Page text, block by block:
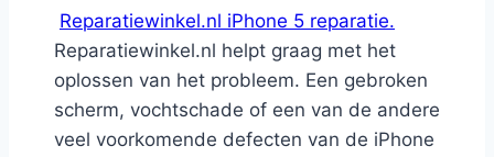
Reparatiewinkel.nl iPhone 5 reparatie.
Reparatiewinkel.nl helpt graag met het
oplossen van het probleem. Een gebroken
scherm, vochtschade of een van de andere
veel voorkomende defecten van de iPhone